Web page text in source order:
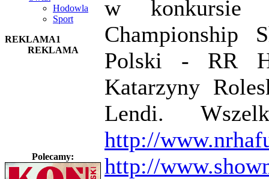
Hodowla
Sport
REKLAMA1
REKLAMA
Polecamy:
w konkursie
Championship
Polski - RR
Katarzyny
Lendi.
http://
http://